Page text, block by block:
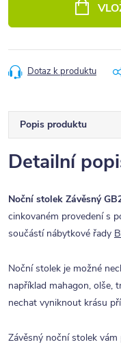
Dotaz k produktu
Popis produktu
Detailní
Noční stolek Závěsný
cinkovaném provedení s
součástí nábytkové řady
Noční stolek je možné
například mahagon, olše,
nechat vyniknout krásu
Závěsný noční stolek